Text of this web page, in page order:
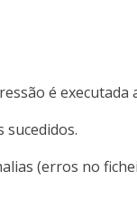
é executada
sucedidos.
(erros no